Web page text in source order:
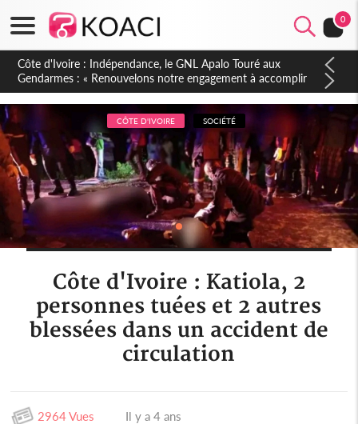
0
Sierra Leone : Un projet de réforme constitutionnelle en
gestation, points clés des amendements, un exclu d'avance
CÔTE D'IVOIRE SOCIÉTÉ
Côte d'Ivoire : Katiola, 2
personnes tuées et 2 autres
blessées dans un accident de
circulation
2964 Vues Il y a 4 ans